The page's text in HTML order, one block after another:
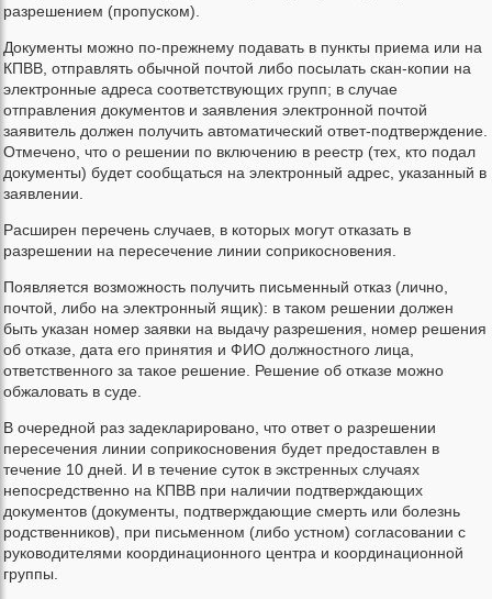
разрешением (пропуском).
Документы можно по-прежнему подавать в пункты приема или на
КПВВ, отправлять обычной почтой либо посылать скан-копии на
электронные адреса соответствующих групп; в случае
отправления документов и заявления электронной почтой
заявитель должен получить автоматический ответ-подтверждение.
Отмечено, что о решении по включению в реестр (тех, кто подал
документы) будет сообщаться на электронный адрес, указанный в
заявлении.
Расширен перечень случаев, в которых могут отказать в
разрешении на пересечение линии соприкосновения.
Появляется возможность получить письменный отказ (лично,
почтой, либо на электронный ящик): в таком решении должен
быть указан номер заявки на выдачу разрешения, номер решения
об отказе, дата его принятия и ФИО должностного лица,
ответственного за такое решение. Решение об отказе можно
обжаловать в суде.
В очередной раз задекларировано, что ответ о разрешении
пересечения линии соприкосновения будет предоставлен в
течение 10 дней. И в течение суток в экстренных случаях
непосредственно на КПВВ при наличии подтверждающих
документов (документы, подтверждающие смерть или болезнь
родственников), при письменном (либо устном) согласовании с
руководителями координационного центра и координационной
группы.